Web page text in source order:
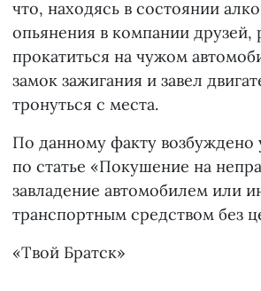
что, находясь в состоянии
опьянения в компании друзей,
прокатиться на чужом
замок зажигания и завел
тронуться с места.
По данному факту возбуждено
по статье «Покушение на
завладение автомобилем или
транспортным средством без
«Твой Братск»